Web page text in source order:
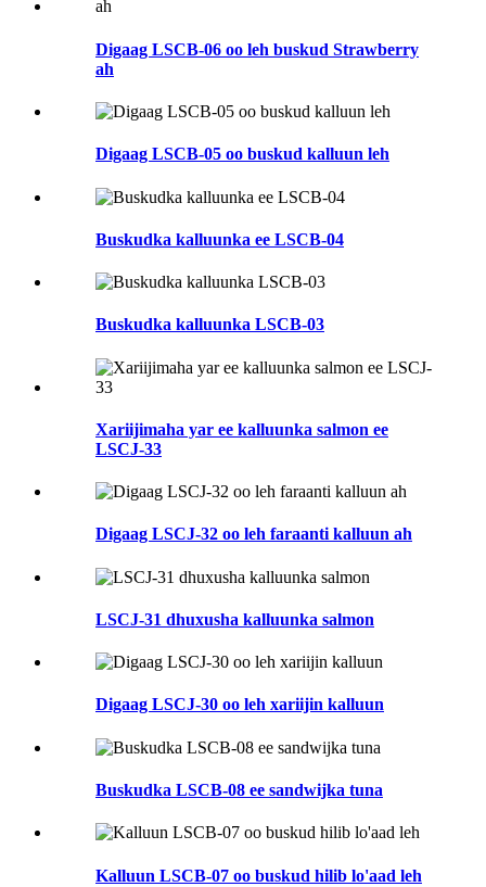
Digaag LSCB-06 oo leh buskud Strawberry
ah
Digaag LSCB-05 oo buskud kalluun leh
Buskudka kalluunka ee LSCB-04
Buskudka kalluunka LSCB-03
Xariijimaha yar ee kalluunka salmon ee
LSCJ-33
Digaag LSCJ-32 oo leh faraanti kalluun ah
LSCJ-31 dhuxusha kalluunka salmon
Digaag LSCJ-30 oo leh xariijin kalluun
Buskudka LSCB-08 ee sandwijka tuna
Kalluun LSCB-07 oo buskud hilib lo'aad leh